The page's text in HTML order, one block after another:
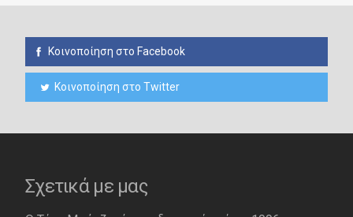
Κοινοποίηση στο Facebook
Κοινοποίηση στο Twitter
Σχετικά με μας